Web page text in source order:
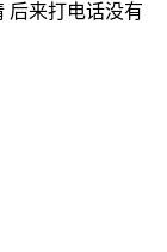
后来打电话没有